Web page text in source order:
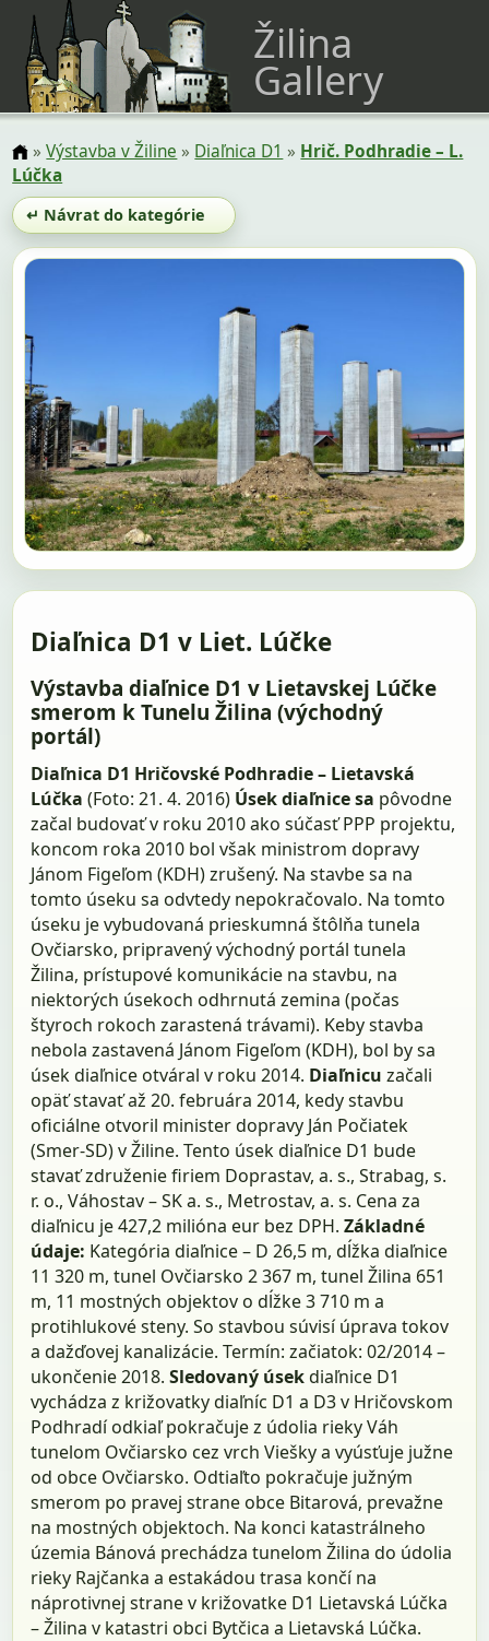
Žilina
Gallery
»Výstavba v Žiline » Diaľnica D1 » Hrič. Podhradie – L.
Lúčka
↵ Návrat do kategórie
Diaľnica D1 v Liet. Lúčke
Výstavba diaľnice D1 v Lietavskej Lúčke
smerom k Tunelu Žilina (východný
portál)
Diaľnica D1 Hričovské Podhradie – Lietavská
Lúčka (Foto: 21. 4. 2016) Úsek diaľnice sa pôvodne
začal budovať v roku 2010 ako súčasť PPP projektu,
koncom roka 2010 bol však ministrom dopravy
Jánom Figeľom (KDH) zrušený. Na stavbe sa na
tomto úseku sa odvtedy nepokračovalo. Na tomto
úseku je vybudovaná prieskumná štôlňa tunela
Ovčiarsko, pripravený východný portál tunela
Žilina, prístupové komunikácie na stavbu, na
niektorých úsekoch odhrnutá zemina (počas
štyroch rokoch zarastená trávami). Keby stavba
nebola zastavená Jánom Figeľom (KDH), bol by sa
úsek diaľnice otváral v roku 2014. Diaľnicu začali
opäť stavať až 20. februára 2014, kedy stavbu
oficiálne otvoril minister dopravy Ján Počiatek
(Smer-SD) v Žiline. Tento úsek diaľnice D1 bude
stavať združenie firiem Doprastav, a. s., Strabag, s.
r. o., Váhostav – SK a. s., Metrostav, a. s. Cena za
diaľnicu je 427,2 milióna eur bez DPH.Základné
údaje: Kategória diaľnice – D 26,5 m, dĺžka diaľnice
11 320 m, tunel Ovčiarsko 2 367 m, tunel Žilina 651
m, 11 mostných objektov o dĺžke 3 710 m a
protihlukové steny. So stavbou súvisí úprava tokov
a dažďovej kanalizácie. Termín: začiatok: 02/2014 –
ukončenie 2018.Sledovaný úsekdiaľnice D1
vychádza z križovatky diaľníc D1 a D3 v Hričovskom
Podhradí odkiaľ pokračuje z údolia rieky Váh
tunelom Ovčiarsko cez vrch Viešky a vyúsťuje južne
od obce Ovčiarsko. Odtiaľto pokračuje južným
smerom po pravej strane obce Bitarová, prevažne
na mostných objektoch. Na konci katastrálneho
územia Bánová prechádza tunelom Žilina do údolia
rieky Rajčanka a estakádou trasa končí na
náprotivnej strane v križovatke D1 Lietavská Lúčka
– Žilina v katastri obci Bytčica a Lietavská Lúčka.